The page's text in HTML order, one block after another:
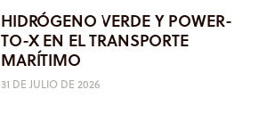
HIDRÓGENO VERDE Y POWER-
TO-X EN EL TRANSPORTE
MARÍTIMO
31 DE JULIO DE 2026